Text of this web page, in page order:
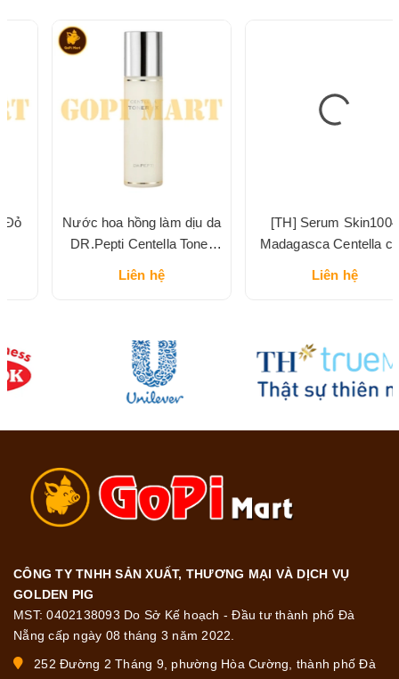
Nước hoa hồng làm dịu da
DR.Pepti Centella Toner
Liên hệ
[TH] Serum Skin1004
Madagasca Centella chai
Liên hệ
CÔNG TY TNHH SẢN XUẤT, THƯƠNG MẠI VÀ DỊCH VỤ
GOLDEN PIG
MST: 0402138093 Do Sở Kế hoạch - Đầu tư thành phố Đà
Nẵng cấp ngày 08 tháng 3 năm 2022.
252 Đường 2 Tháng 9, phường Hòa Cường, thành phố Đà